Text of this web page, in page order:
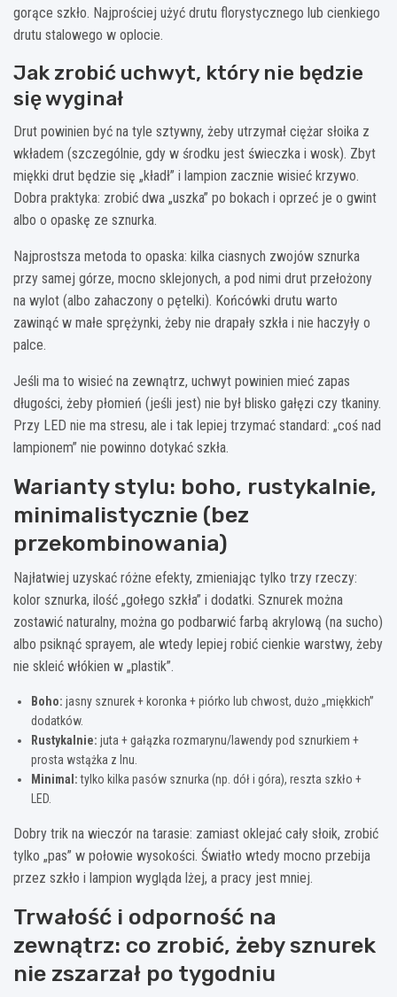
gorące szkło. Najprościej użyć drutu florystycznego lub cienkiego
drutu stalowego w oplocie.
Jak zrobić uchwyt, który nie będzie
się wyginał
Drut powinien być na tyle sztywny, żeby utrzymał ciężar słoika z
wkładem (szczególnie, gdy w środku jest świeczka i wosk). Zbyt
miękki drut będzie się „kładł” i lampion zacznie wisieć krzywo.
Dobra praktyka: zrobić dwa „uszka” po bokach i oprzeć je o gwint
albo o opaskę ze sznurka.
Najprostsza metoda to opaska: kilka ciasnych zwojów sznurka
przy samej górze, mocno sklejonych, a pod nimi drut przełożony
na wylot (albo zahaczony o pętelki). Końcówki drutu warto
zawinąć w małe sprężynki, żeby nie drapały szkła i nie haczyły o
palce.
Jeśli ma to wisieć na zewnątrz, uchwyt powinien mieć zapas
długości, żeby płomień (jeśli jest) nie był blisko gałęzi czy tkaniny.
Przy LED nie ma stresu, ale i tak lepiej trzymać standard: „coś nad
lampionem” nie powinno dotykać szkła.
Warianty stylu: boho, rustykalnie,
minimalistycznie (bez
przekombinowania)
Najłatwiej uzyskać różne efekty, zmieniając tylko trzy rzeczy:
kolor sznurka, ilość „gołego szkła” i dodatki. Sznurek można
zostawić naturalny, można go podbarwić farbą akrylową (na sucho)
albo psiknąć sprayem, ale wtedy lepiej robić cienkie warstwy, żeby
nie skleić włókien w „plastik”.
Boho: jasny sznurek + koronka + piórko lub chwost, dużo „miękkich”
dodatków.
Rustykalnie: juta + gałązka rozmarynu/lawendy pod sznurkiem +
prosta wstążka z lnu.
Minimal:tylko kilka pasów sznurka (np. dół i góra), reszta szkło +
LED.
Dobry trik na wieczór na tarasie: zamiast oklejać cały słoik, zrobić
tylko „pas” w połowie wysokości. Światło wtedy mocno przebija
przez szkło i lampion wygląda lżej, a pracy jest mniej.
Trwałość i odporność na
zewnątrz: co zrobić, żeby sznurek
nie zszarzał po tygodniu